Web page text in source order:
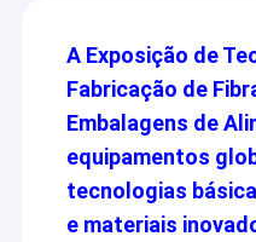
A Exposição de
Fabricação de
Embalagens de
equipamentos
tecnologias
e materiais